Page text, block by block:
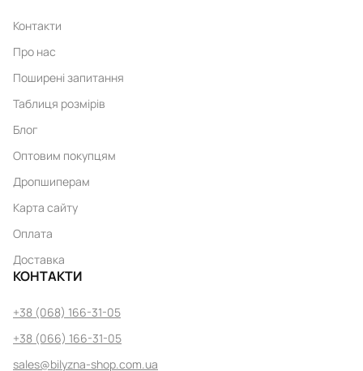
Контакти
Про нас
Поширені запитання
Таблиця розмірів
Блог
Оптовим покупцям
Дропшиперам
Карта сайту
Оплата
Доставка
КОНТАКТИ
+38 (068) 166-31-05
+38 (066) 166-31-05
sales@bilyzna-shop.com.ua